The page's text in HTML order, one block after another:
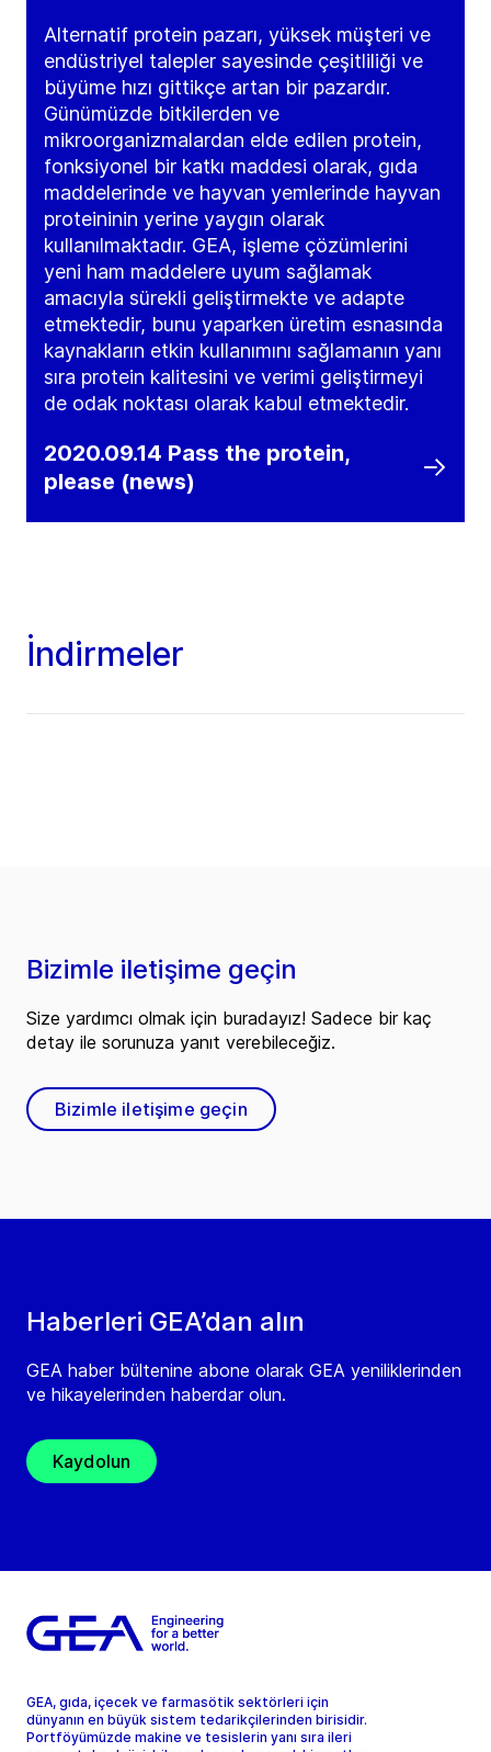
Alternatif protein pazarı, yüksek müşteri ve
endüstriyel talepler sayesinde çeşitliliği ve
büyüme hızı gittikçe artan bir pazardır.
Günümüzde bitkilerden ve
mikroorganizmalardan elde edilen protein,
fonksiyonel bir katkı maddesi olarak, gıda
maddelerinde ve hayvan yemlerinde hayvan
proteininin yerine yaygın olarak
kullanılmaktadır. GEA, işleme çözümlerini
yeni ham maddelere uyum sağlamak
amacıyla sürekli geliştirmekte ve adapte
etmektedir, bunu yaparken üretim esnasında
kaynakların etkin kullanımını sağlamanın yanı
sıra protein kalitesini ve verimi geliştirmeyi
de odak noktası olarak kabul etmektedir.
2020.09.14 Pass the protein,
please (news)
İndirmeler
Haberleri GEA’dan alın
GEA haber bültenine abone olarak GEA yeniliklerinden
ve hikayelerinden haberdar olun.
Kaydolun
Bizimle iletişime geçin
Size yardımcı olmak için buradayız! Sadece bir kaç
detay ile sorunuza yanıt verebileceğiz.
Bizimle iletişime geçin
GEA, gıda, içecek ve farmasötik sektörleri için
dünyanın en büyük sistem tedarikçilerinden birisidir.
Portföyümüzde makine ve tesislerin yanı sıra ileri